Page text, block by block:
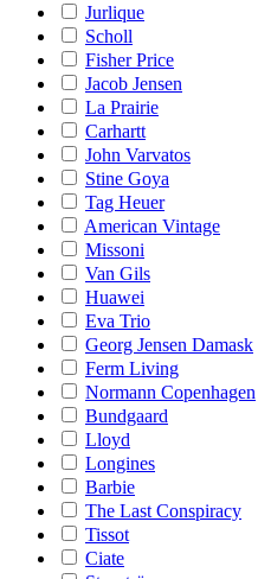
Jurlique
Scholl
Fisher Price
Jacob Jensen
La Prairie
Carhartt
John Varvatos
Stine Goya
Tag Heuer
American Vintage
Missoni
Van Gils
Huawei
Eva Trio
Georg Jensen Damask
Ferm Living
Normann Copenhagen
Bundgaard
Lloyd
Longines
Barbie
The Last Conspiracy
Tissot
Ciate